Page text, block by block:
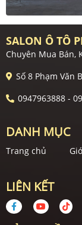
SALON Ô TÔ
Chuyên Mua Bán,
Số 8 Phạm Văn
0947963888 -
DANH MỤC
Trang chủ
LIÊN KẾT